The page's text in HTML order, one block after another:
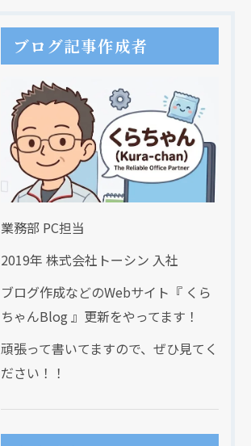
ブログ記事作成者
業務部 PC担当
2019年 株式会社トーシン 入社
ブログ作成などのWebサイト『 くら
ちゃんBlog 』更新をやってます！
頑張って書いてますので、ぜひ見てく
ださい！！